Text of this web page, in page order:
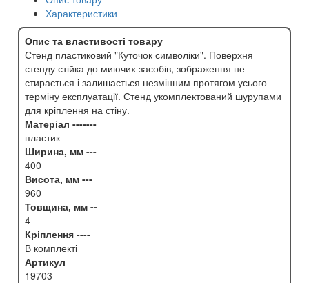
Характеристики
Опис та властивості товару
Стенд пластиковий "Куточок символіки". Поверхня
стенду стійка до миючих засобів, зображення не
стирається і залишається незмінним протягом усього
терміну експлуатації. Стенд укомплектований шурупами
для кріплення на стіну.
Матеріал -------
пластик
Ширина, мм ---
400
Висота, мм ---
960
Товщина, мм --
4
Кріплення ----
В комплекті
Артикул
19703